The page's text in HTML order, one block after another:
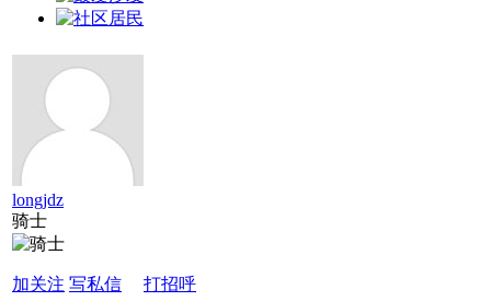
longjdz
骑士
加关注 写私信 打招呼